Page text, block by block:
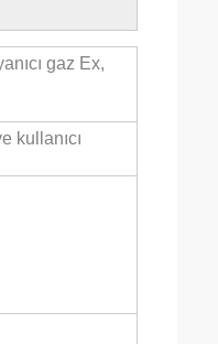
gaz Ex,
kullanıcı